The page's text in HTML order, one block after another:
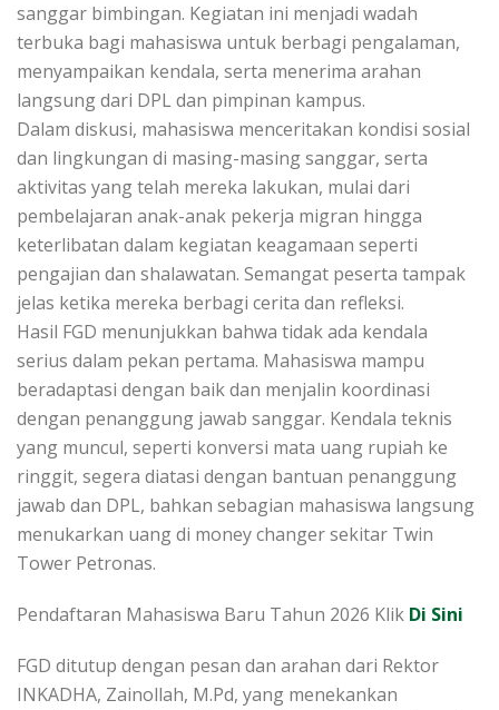
sanggar bimbingan. Kegiatan ini menjadi wadah
terbuka bagi mahasiswa untuk berbagi pengalaman,
menyampaikan kendala, serta menerima arahan
langsung dari DPL dan pimpinan kampus.
Dalam diskusi, mahasiswa menceritakan kondisi sosial
dan lingkungan di masing-masing sanggar, serta
aktivitas yang telah mereka lakukan, mulai dari
pembelajaran anak-anak pekerja migran hingga
keterlibatan dalam kegiatan keagamaan seperti
pengajian dan shalawatan. Semangat peserta tampak
jelas ketika mereka berbagi cerita dan refleksi.
Hasil FGD menunjukkan bahwa tidak ada kendala
serius dalam pekan pertama. Mahasiswa mampu
beradaptasi dengan baik dan menjalin koordinasi
dengan penanggung jawab sanggar. Kendala teknis
yang muncul, seperti konversi mata uang rupiah ke
ringgit, segera diatasi dengan bantuan penanggung
jawab dan DPL, bahkan sebagian mahasiswa langsung
menukarkan uang di money changer sekitar Twin
Tower Petronas.
Pendaftaran Mahasiswa Baru Tahun 2026 Klik Di Sini
FGD ditutup dengan pesan dan arahan dari Rektor
INKADHA, Zainollah, M.Pd, yang menekankan